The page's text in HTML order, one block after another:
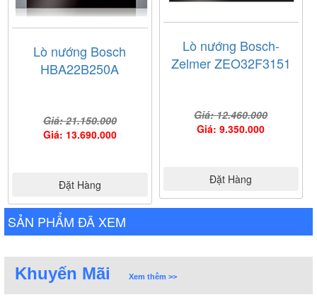
Lò nướng Bosch
HBA22B250A
Giá: 21.150.000
Giá: 13.690.000
Đặt Hàng
Lò nướng Bosch-
Zelmer ZEO32F3151
Giá: 12.460.000
Giá: 9.350.000
Đặt Hàng
SẢN PHẨM ĐÃ XEM
Khuyến Mãi Xem thêm >>